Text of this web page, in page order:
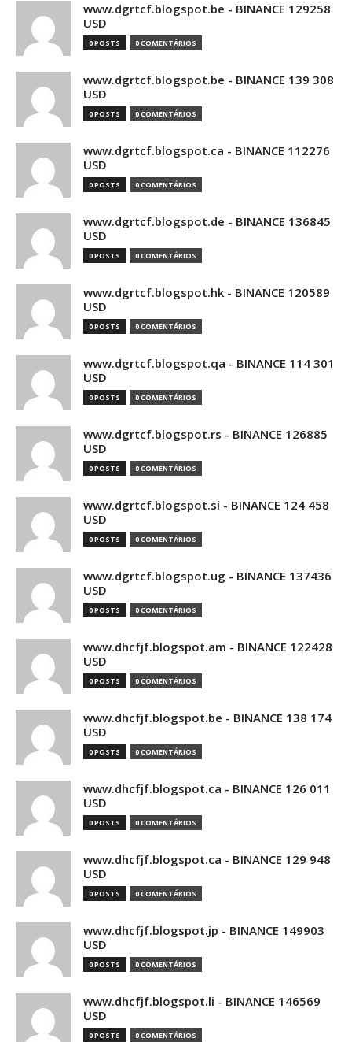
www.dgrtcf.blogspot.be - BINANCE 129258
USD
0 POSTS 0 COMENTÁRIOS
www.dgrtcf.blogspot.be - BINANCE 139 308
USD
0 POSTS 0 COMENTÁRIOS
www.dgrtcf.blogspot.ca - BINANCE 112276
USD
0 POSTS 0 COMENTÁRIOS
www.dgrtcf.blogspot.de - BINANCE 136845
USD
0 POSTS 0 COMENTÁRIOS
www.dgrtcf.blogspot.hk - BINANCE 120589
USD
0 POSTS 0 COMENTÁRIOS
www.dgrtcf.blogspot.qa - BINANCE 114 301
USD
0 POSTS 0 COMENTÁRIOS
www.dgrtcf.blogspot.rs - BINANCE 126885
USD
0 POSTS 0 COMENTÁRIOS
www.dgrtcf.blogspot.si - BINANCE 124 458
USD
0 POSTS 0 COMENTÁRIOS
www.dgrtcf.blogspot.ug - BINANCE 137436
USD
0 POSTS 0 COMENTÁRIOS
www.dhcfjf.blogspot.am - BINANCE 122428
USD
0 POSTS 0 COMENTÁRIOS
www.dhcfjf.blogspot.be - BINANCE 138 174
USD
0 POSTS 0 COMENTÁRIOS
www.dhcfjf.blogspot.ca - BINANCE 126 011
USD
0 POSTS 0 COMENTÁRIOS
www.dhcfjf.blogspot.ca - BINANCE 129 948
USD
0 POSTS 0 COMENTÁRIOS
www.dhcfjf.blogspot.jp - BINANCE 149903
USD
0 POSTS 0 COMENTÁRIOS
www.dhcfjf.blogspot.li - BINANCE 146569
USD
0 POSTS 0 COMENTÁRIOS